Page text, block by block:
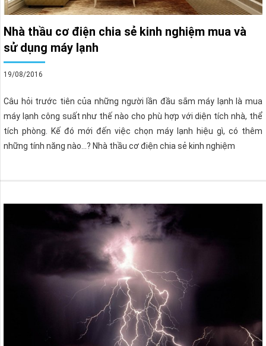
Nhà thầu cơ điện chia sẻ kinh nghiệm mua và
sử dụng máy lạnh
19/08/2016
Câu hỏi trước tiên của những người lần đầu sắm máy lạnh là mua
máy lạnh công suất như thế nào cho phù hợp với diện tích nhà, thể
tích phòng. Kế đó mới đến việc chọn máy lạnh hiệu gì, có thêm
những tính năng nào…? Nhà thầu cơ điện chia sẻ kinh nghiệm